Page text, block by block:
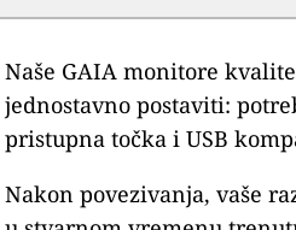
Naše GAIA monitore
jednostavno postaviti:
pristupna točka i USB
Nakon povezivanja, vaše